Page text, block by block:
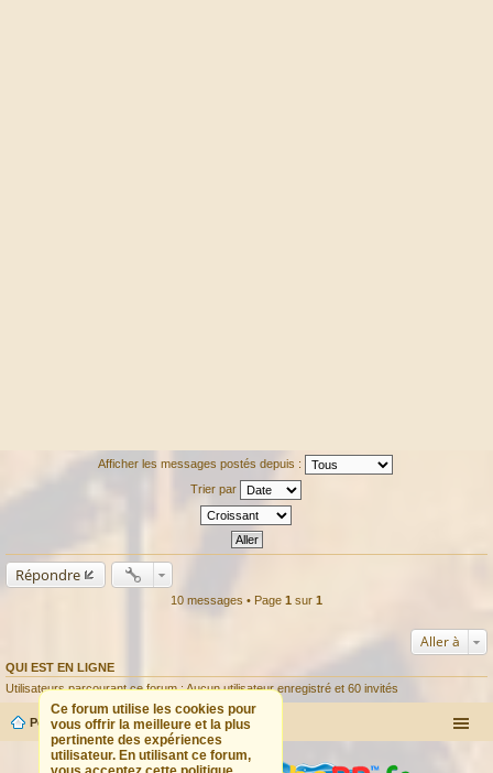
Afficher les messages postés depuis :
Trier par
Répondre
10 messages • Page 1 sur 1
Aller à
QUI EST EN LIGNE
Utilisateurs parcourant ce forum : Aucun utilisateur enregistré et 60 invités
Ce forum utilise les cookies pour
vous offrir la meilleure et la plus
pertinente des expériences
utilisateur. En utilisant ce forum,
Portail Forum